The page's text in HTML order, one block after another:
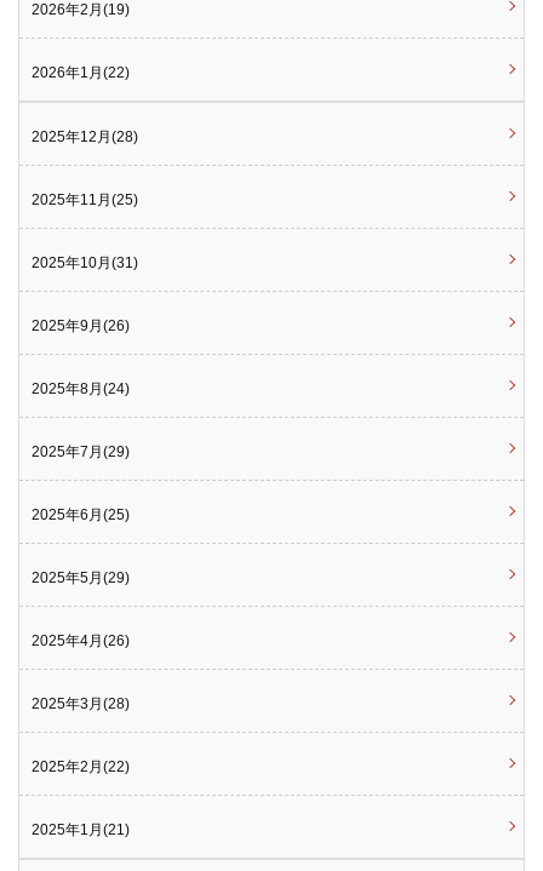
2026年2月(19)
2026年1月(22)
2025年12月(28)
2025年11月(25)
2025年10月(31)
2025年9月(26)
2025年8月(24)
2025年7月(29)
2025年6月(25)
2025年5月(29)
2025年4月(26)
2025年3月(28)
2025年2月(22)
2025年1月(21)